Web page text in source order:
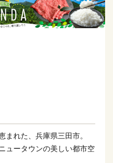
まれた、兵庫県三田市。
ュータウンの美しい都市空